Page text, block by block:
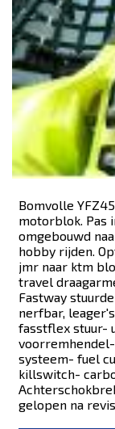
Bomvolle
motorblok. Pas
omgebouwd
hobby rijden.
jmr naar ktm
travel
Fastway
nerfbar,
fasstflex stuur-
systeem- fuel
killswitch-
gelopen na